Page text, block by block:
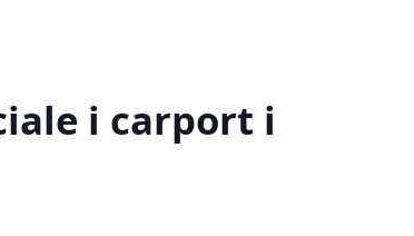
i carport i